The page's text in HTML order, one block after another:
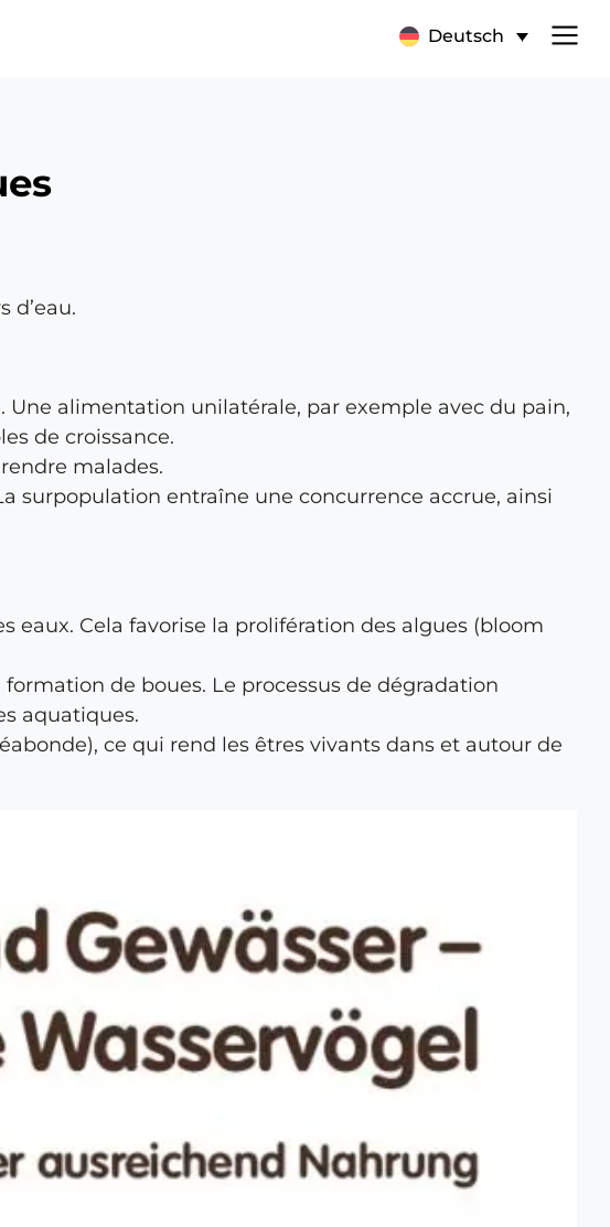
Deutsch
d’eau.
alimentation unilatérale, par exemple avec du pain,
de croissance.
malades.
surpopulation entraîne une concurrence accrue, ainsi
eaux. Cela favorise la prolifération des algues (bloom
de boues. Le processus de dégradation
aquatiques.
ce qui rend les êtres vivants dans et autour de